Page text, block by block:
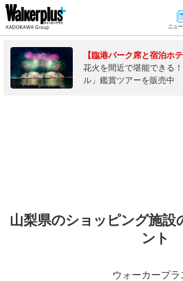
ニュー
【臨港パーク席と宿泊ホ
花火を間近で堪能できる
ル」鑑賞ツアーを販売中
山梨県のショッピング施設
ント
ウォーカープ